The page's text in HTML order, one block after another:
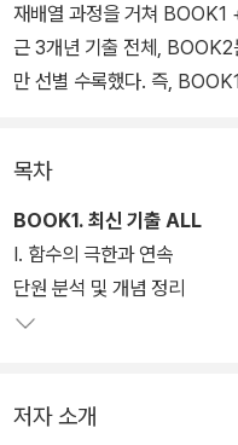
재배열 과정을 거쳐
근 3개년 기출 전체, BOOK2
만 선별 수록했다. 즉,
BOOK1로 최신 수능 경향을
수 기출만을 풀며 효율적이고
든 기출을 무작위로 풀어보는
이고 완벽한 기출 학습을 위
OOK2를 나누었다. 나아가,
목차
BOOK1. 최신 기출 ALL
Ⅰ. 함수의 극한과 연속
단원 분석 및 개념 정리
저자 소개